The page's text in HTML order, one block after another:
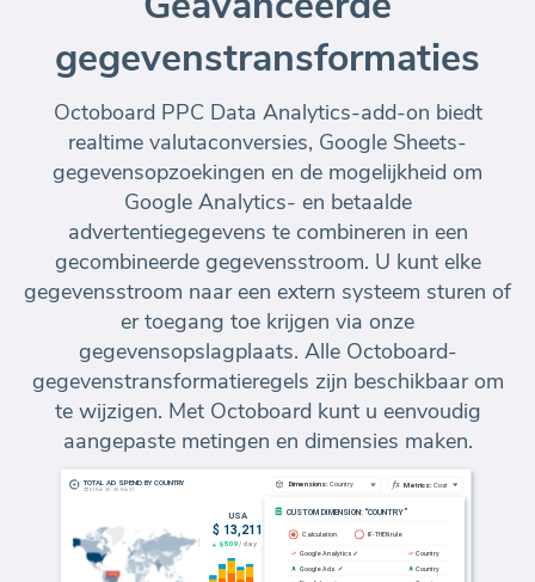
gegevenstransformaties
Octoboard PPC Data Analytics-add-on biedt
realtime valutaconversies, Google Sheets-
gegevensopzoekingen en de mogelijkheid om
Google Analytics- en betaalde
advertentiegegevens te combineren in een
gecombineerde gegevensstroom. U kunt elke
gegevensstroom naar een extern systeem sturen of
er toegang toe krijgen via onze
gegevensopslagplaats. Alle Octoboard-
gegevenstransformatieregels zijn beschikbaar om
te wijzigen. Met Octoboard kunt u eenvoudig
aangepaste metingen en dimensies maken.